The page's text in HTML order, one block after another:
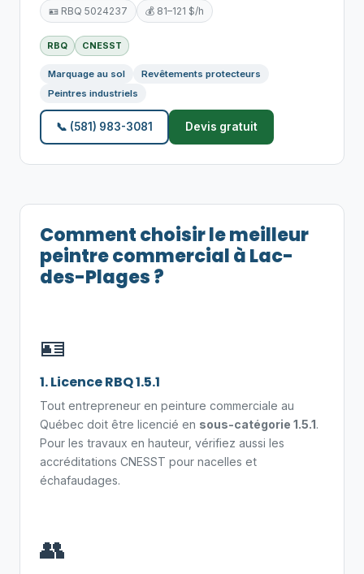
🪪 RBQ 5024237
💰 81–121 $/h
RBQ CNESST
Marquage au sol
Revêtements protecteurs
Peintres industriels
📞 (581) 983-3081 Devis gratuit
Comment choisir le meilleur
peintre commercial à Lac-
des-Plages ?
🪪
1. Licence RBQ 1.5.1
Tout entrepreneur en peinture commerciale au
Québec doit être licencié en sous-catégorie 1.5.1.
Pour les travaux en hauteur, vérifiez aussi les
accréditations CNESST pour nacelles et
échafaudages.
👥